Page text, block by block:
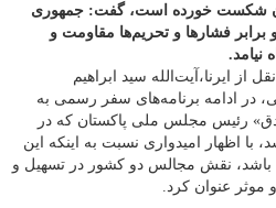
شکست خورده است، گفت: جمهوری
برابر فشارها و تحریم‌ها مقاومت و
نیامد.
از ایرنا،آیت‌الله سید ابراهیم
در ادامه برنامه‌های سفر رسمی به
رئیس مجلس ملی پاکستان که در
اظهار امیدواری نسبت به اینکه این
نقش مجالس دو کشور در تسهیل و
موثر عنوان کرد.